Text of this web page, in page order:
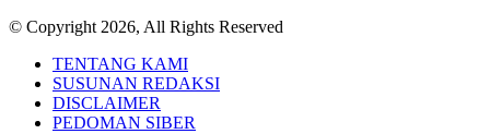
© Copyright 2026, All Rights Reserved
TENTANG KAMI
SUSUNAN REDAKSI
DISCLAIMER
PEDOMAN SIBER